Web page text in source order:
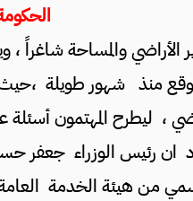
الأراضي والمساحة شاغراً ،
، ليطرح المهتمون
من هيئة الخدمة